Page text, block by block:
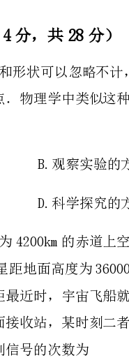
3、在物理学发展的过程中，某位科学家开创了以实验检验猜想和假设的科学方
科学家是()
化成一个具有质量没有大小的点——质点．物理学中类似这种将实际物体抽象为质
A.控制变量的方法B.观察实验的方法
动，地球半径约为6400km，地球同步卫星距地面高度为36000km，宇宙飞船和地球
号，然后再由同步卫星将信号发送到地面接收站，某时刻二者相距最远，从此刻开